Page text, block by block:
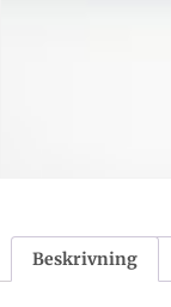
Beskrivning